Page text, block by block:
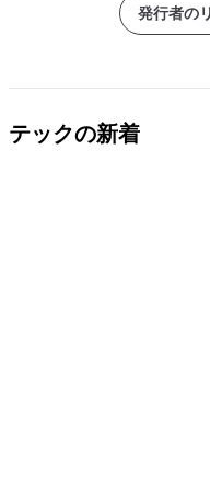
発行者の
テックの新着